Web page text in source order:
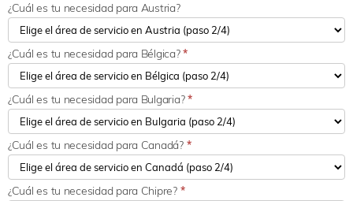
¿Cuál es tu necesidad para Austria?
¿Cuál es tu necesidad para Bélgica?*
¿Cuál es tu necesidad para Bulgaria?*
¿Cuál es tu necesidad para Canadá? *
¿Cuál es tu necesidad para Chipre? *